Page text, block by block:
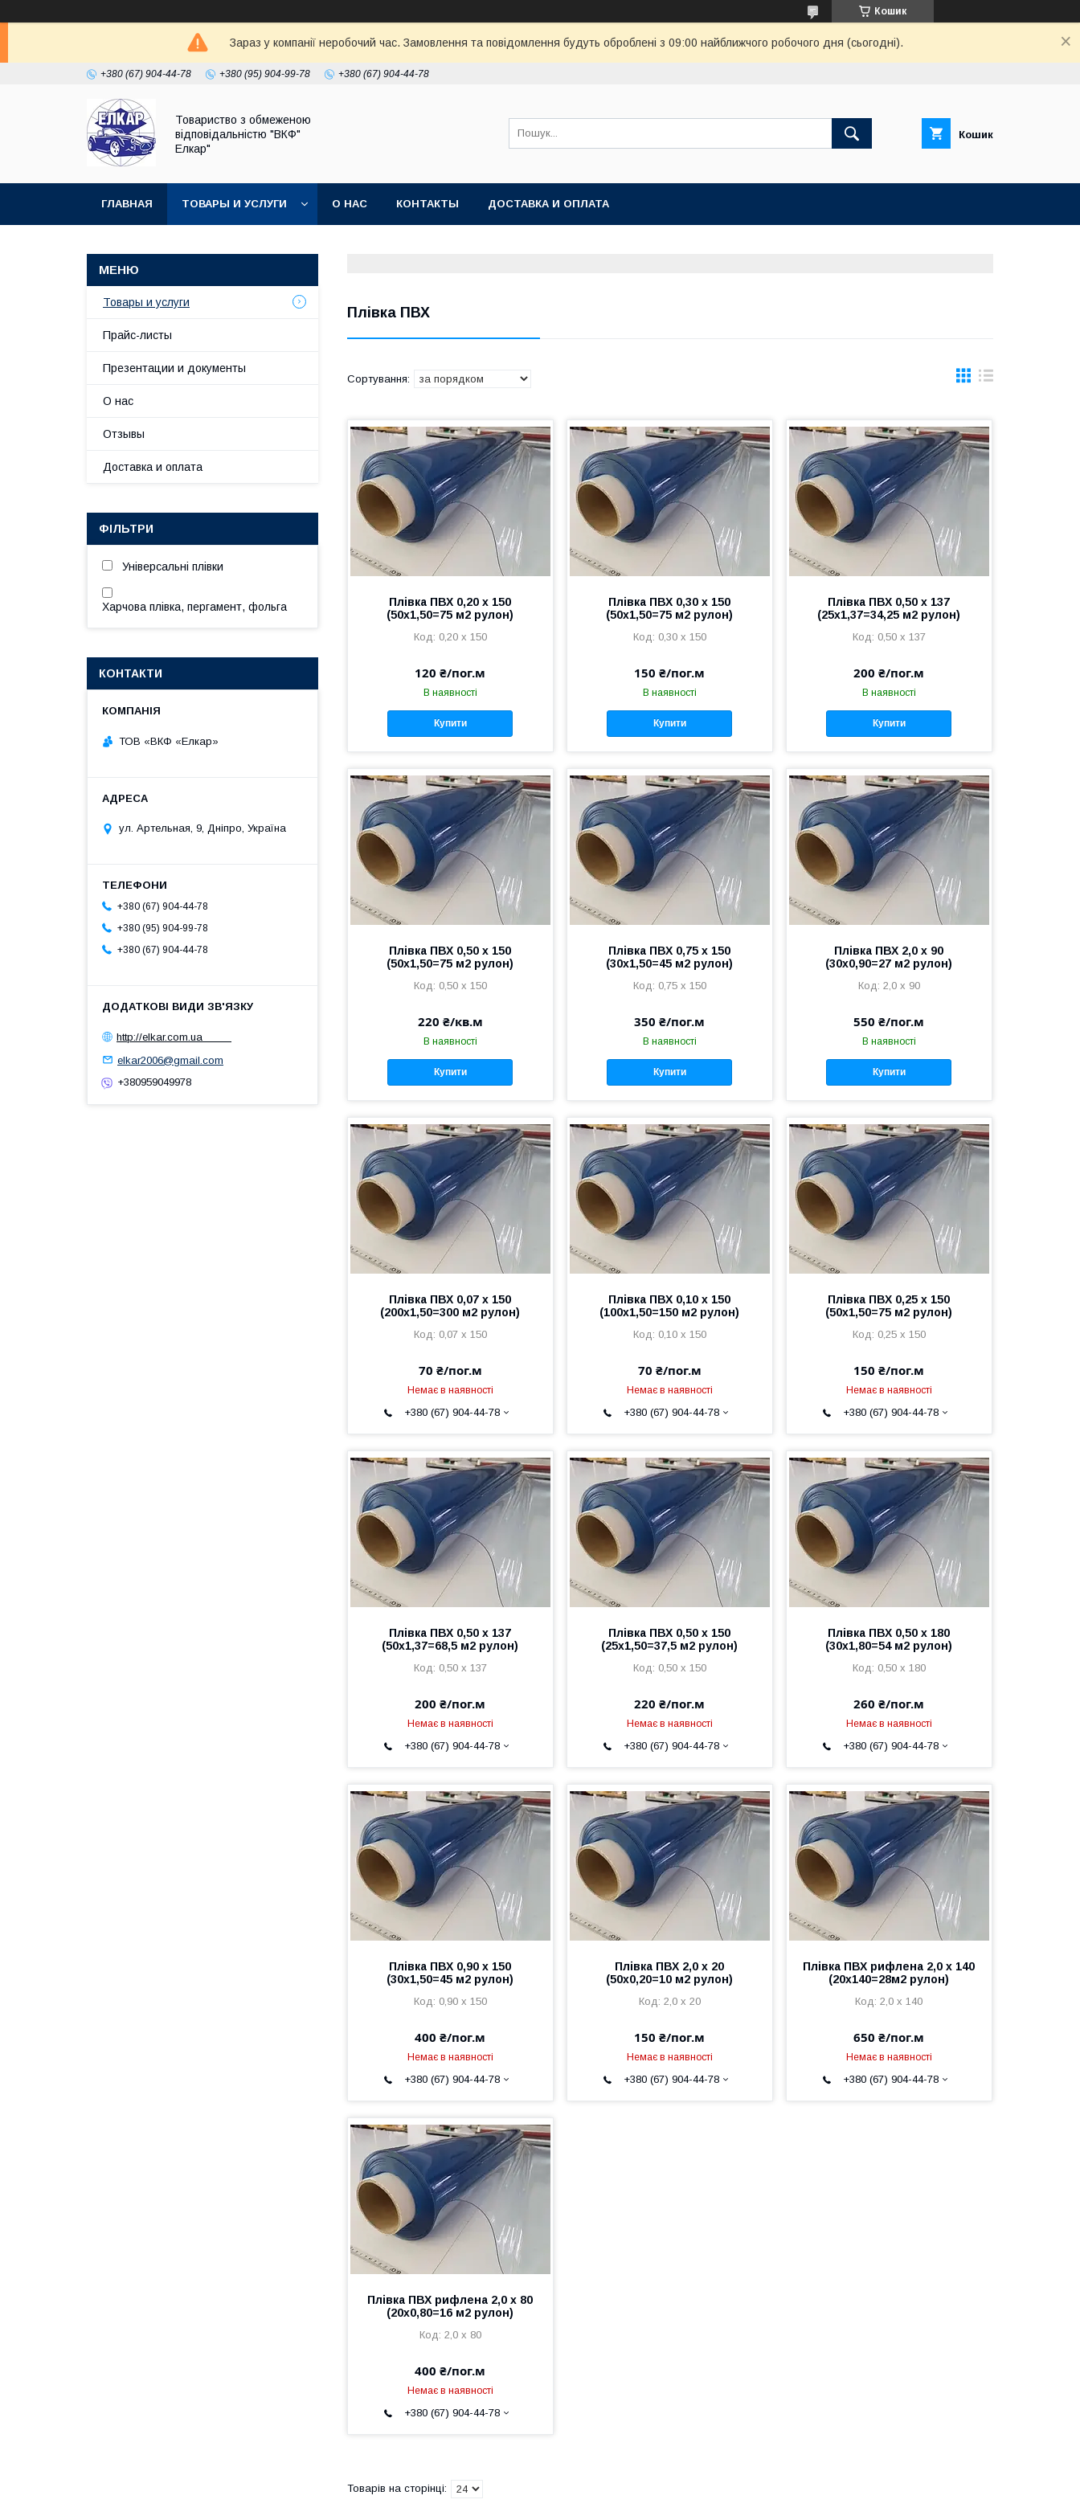
Кошик
Зараз у компанії неробочий час. Замовлення та повідомлення будуть оброблені з 09:00 найближчого робочого дня (сьогодні).
+380 (67) 904-44-78 +380 (95) 904-99-78 +380 (67) 904-44-78
Товариство з обмеженою
відповідальністю "ВКФ"
Елкар"
Кошик
ГЛАВНАЯ ТОВАРЫ И УСЛУГИ О НАС КОНТАКТЫ ДОСТАВКА И ОПЛАТА
Плівка ПВХ
Плівка ПВХ 0,20 х 150
(50х1,50=75 м2 рулон)
0,20 х 150
120 ₴/пог.м
В наявності
Купити
Плівка ПВХ 0,30 х 150
(50х1,50=75 м2 рулон)
0,30 х 150
150 ₴/пог.м
В наявності
Купити
Плівка ПВХ 0,50 х 137
(25х1,37=34,25 м2 рулон)
0,50 х 137
200 ₴/пог.м
В наявності
Купити
Плівка ПВХ 0,50 х 150
(50х1,50=75 м2 рулон)
0,50 х 150
220 ₴/кв.м
В наявності
Купити
Плівка ПВХ 0,75 х 150
(30х1,50=45 м2 рулон)
0,75 х 150
350 ₴/пог.м
В наявності
Купити
Плівка ПВХ 2,0 х 90
(30х0,90=27 м2 рулон)
2,0 х 90
550 ₴/пог.м
В наявності
Купити
Плівка ПВХ 0,07 х 150
(200х1,50=300 м2 рулон)
0,07 х 150
70 ₴/пог.м
Немає в наявності
+380 (67) 904-44-78
Плівка ПВХ 0,10 х 150
(100х1,50=150 м2 рулон)
0,10 х 150
70 ₴/пог.м
Немає в наявності
+380 (67) 904-44-78
Плівка ПВХ 0,25 х 150
(50х1,50=75 м2 рулон)
0,25 х 150
150 ₴/пог.м
Немає в наявності
+380 (67) 904-44-78
Плівка ПВХ 0,50 х 137
(50х1,37=68,5 м2 рулон)
0,50 х 137
200 ₴/пог.м
Немає в наявності
+380 (67) 904-44-78
Плівка ПВХ 0,50 х 150
(25х1,50=37,5 м2 рулон)
0,50 х 150
220 ₴/пог.м
Немає в наявності
+380 (67) 904-44-78
Плівка ПВХ 0,50 х 180
(30х1,80=54 м2 рулон)
0,50 х 180
260 ₴/пог.м
Немає в наявності
+380 (67) 904-44-78
Плівка ПВХ 0,90 х 150
(30х1,50=45 м2 рулон)
0,90 х 150
400 ₴/пог.м
Немає в наявності
+380 (67) 904-44-78
Плівка ПВХ 2,0 х 20
(50х0,20=10 м2 рулон)
2,0 х 20
150 ₴/пог.м
Немає в наявності
+380 (67) 904-44-78
Плівка ПВХ рифлена 2,0 х 140
(20х140=28м2 рулон)
2,0 х 140
650 ₴/пог.м
Немає в наявності
+380 (67) 904-44-78
Плівка ПВХ рифлена 2,0 х 80
(20х0,80=16 м2 рулон)
2,0 х 80
400 ₴/пог.м
Немає в наявності
+380 (67) 904-44-78
Товары и услуги
Прайс-листы
Презентации и документы
О нас
Отзывы
Доставка и оплата
ФІЛЬТРИ
Універсальні плівки
Харчова плівка, пергамент, фольга
КОНТАКТИ
ТОВ «ВКФ «Елкар»
ул. Артельная, 9, Дніпро, Україна
+380 (67) 904-44-78
+380 (95) 904-99-78
+380 (67) 904-44-78
http://elkar.com.ua
elkar2006@gmail.com
+380959049978